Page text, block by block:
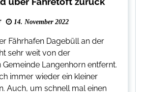
14. November 2022
Fährhafen Dagebüll an der
sehr weit von der
Langenhorn entfernt.
immer wieder ein kleiner
Auch, um schnell mal einen